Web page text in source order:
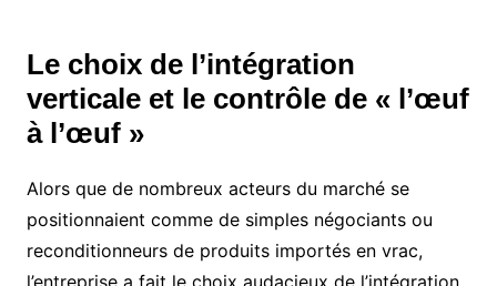
Le choix de l’intégration
verticale et le contrôle de « l’œuf
à l’œuf »
Alors que de nombreux acteurs du marché se
positionnaient comme de simples négociants ou
reconditionneurs de produits importés en vrac,
l’entreprise a fait le choix audacieux de l’intégration